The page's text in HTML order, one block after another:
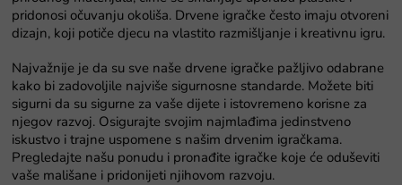
j
a
pridonosi očuvanju okoliša. Drvene igračke često imaju otvoreni
dizajn, koji potiče djecu na vlastito razmišljanje i kreativnu igru.
Najvažnije je da su sve naše drvene igračke pažljivo odabrane
kako bi zadovoljile najviše sigurnosne standarde. Možete biti
sigurni da su sigurne za vaše dijete i istovremeno korisne za
njegov razvoj. Osigurajte svojim najmlađima jedinstveno
iskustvo i trajne uspomene s našim drvenim igračkama.
Pregledajte našu ponudu i pronađite igračke koje će oduševiti
vaše mališane i pridonijeti njihovom razvoju.